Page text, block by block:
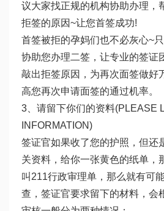
议大家找正规的机构协助办理，
拒签的原因~让您首签成功!
首签被拒的孕妈们也不必灰心~
协助您办理二签，让专业的签证
敲出拒签原因，为再次面签做好
高您再次申请面签的通过机率。
3、请留下你们的资料(PLEASE
INFORMATION)
签证官如果收了您的护照，但还
关资料，给你一张黄色的纸单，
叫211行政审理单，那么就有可
查，签证官要求留下的材料，会